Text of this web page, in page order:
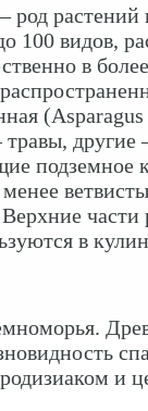
род растений
100 видов,
в
другие
подземное
в
и